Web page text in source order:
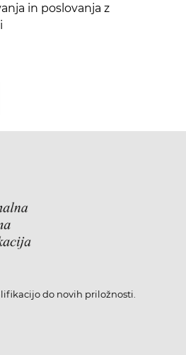
in poslovanja z
do novih priložnosti.